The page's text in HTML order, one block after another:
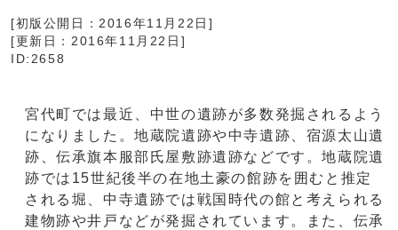
[初版公開日：2016年11月22日 ]
[更新日： 2016年11月22日 ]
ID:2658
宮代町では最近、中世の遺跡が多数発掘されるよう
になりました。地蔵院遺跡や中寺遺跡、宿源太山遺
跡、伝承旗本服部氏屋敷跡遺跡などです。地蔵院遺
跡では15世紀後半の在地土豪の館跡を囲むと推定
される堀、中寺遺跡では戦国時代の館と考えられる
建物跡や井戸などが発掘されています。また、伝承